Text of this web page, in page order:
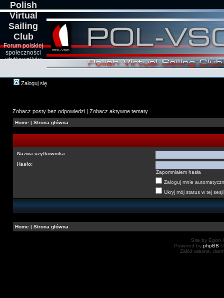
Polish
Virtual
Sailing
Club
Forum polskiej
społeczności
użytkowników
Zaloguj się
Zobacz posty bez odpowiedzi | Zobacz aktywne tematy
Home | Strona główna
Nazwa użytkownika:
Hasło:
Zapomniałem hasła
Zaloguj mnie
Ukryj mój status w tej sesji
Home | Strona główna
Site by Egon
Powered by phpBB
Załóż własne,